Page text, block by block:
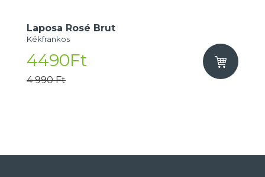
Laposa Rosé Brut
Kékfrankos
4490Ft
4 990 Ft